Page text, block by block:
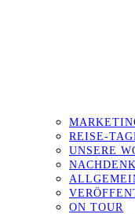
REISE-
UNSERE
ON TOUR